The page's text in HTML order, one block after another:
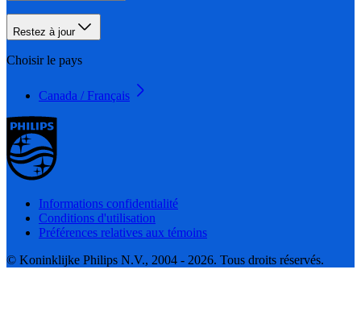
Restez à jour
Choisir le pays
Canada / Français
Informations confidentialité
Conditions d'utilisation
Préférences relatives aux témoins
© Koninklijke Philips N.V., 2004 - 2026. Tous droits réservés.